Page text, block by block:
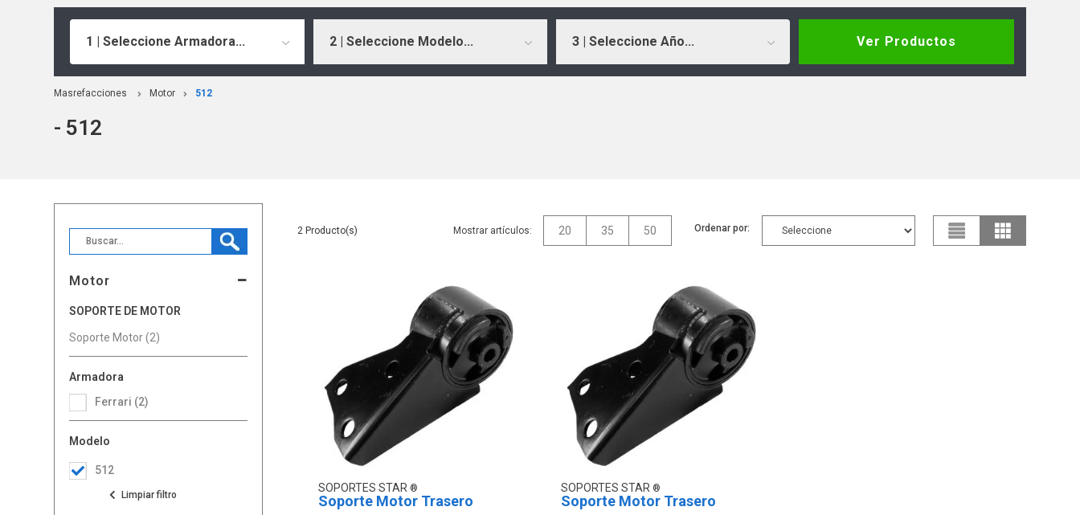
1 | Seleccione Armadora... 2 | Seleccione Modelo... 3 | Seleccione Año... Ver Productos
Masrefacciones Motor 512
- 512
Motor
SOPORTE DE MOTOR
Soporte Motor (2)
Armadora
Ferrari (2)
Modelo
512
2 Mostrar artículos: 20 35 50 Ordenar por:
SOPORTES STAR
Soporte Motor Trasero
SOPORTES STAR
Soporte Motor Trasero